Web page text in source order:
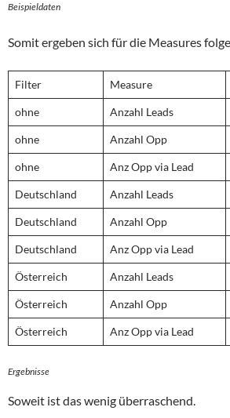
Beispieldaten
Somit ergeben sich für die Measures
Filter Measure
ohne Anzahl Leads
ohne Anzahl Opp
ohne Anz Opp via Lead
Deutschland Anzahl Leads
Deutschland Anzahl Opp
Deutschland Anz Opp via Lead
Österreich Anzahl Leads
Österreich Anzahl Opp
Österreich Anz Opp via Lead
Ergebnisse
Soweit ist das wenig überraschend.